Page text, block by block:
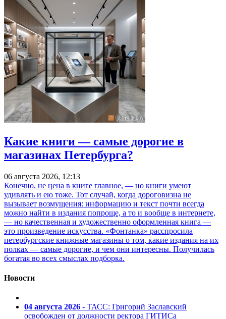
Какие книги — самые дорогие в
магазинах Петербурга?
06 августа 2026, 12:13
Конечно, не цена в книге главное, — но книги умеют
удивлять и ею тоже. Тот случай, когда дороговизна не
вызывает возмущения: информацию и текст почти всегда
можно найти в издания попроще, а то и вообще в интернете,
— но качественная и художественно оформленная книга —
это произведение искусства. «Фонтанка» расспросила
петербургские книжные магазины о том, какие издания на их
полках — самые дорогие, и чем они интересны. Получилась
богатая во всех смыслах подборка.
Новости
04 августа 2026 - ТАСС: Григорий Заславский
освобожден от должности ректора ГИТИСа